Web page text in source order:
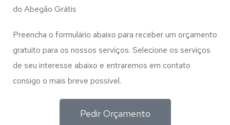
do Abegão Grátis
Preencha o formulário abaixo para receber um orçamento
gratuito para os nossos serviços. Selecione os serviços
de seu interesse abaixo e entraremos em contato
consigo o mais breve possível.
Pedir Orçamento